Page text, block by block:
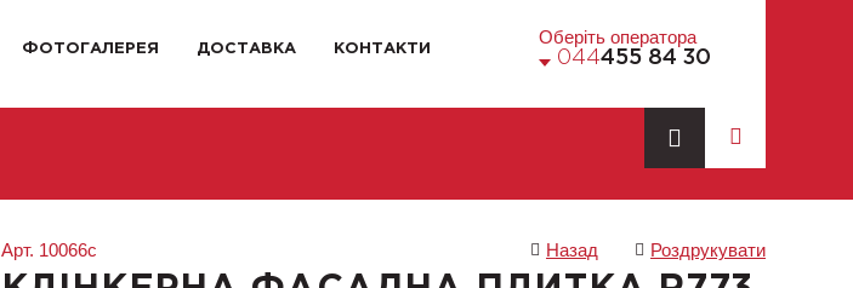
ФОТОГАЛЕРЕЯ ДОСТАВКА КОНТАКТИ
Оберіть оператора
044455 84 30
Арт. 10066c Назад Роздрукувати